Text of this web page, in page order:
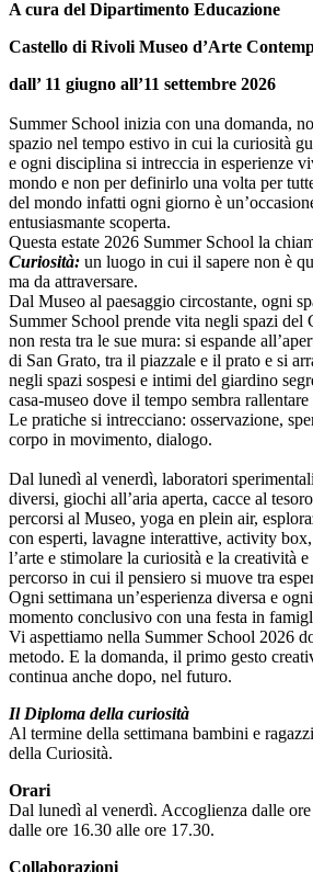
Progetti
Speciali
Ricerca
Storia
Sedi
Tutte
le
sedi
Edificio
Castello
Manica
Lunga
Villa
Cerruti
Cosmo
Digitale
Visita
Biglietti
Shop
Chi
Area
Media
Organizza
il
tuo
evento
Amministrazione
trasparente
Whistleblowing
Sostieni
il
A cura del Dipartimento Educazione
Castello di Rivoli Museo d’Arte
dall’ 11 giugno all’11 settembre 2026
Summer School inizia con una domanda,
spazio nel tempo estivo in cui la curiosità
e ogni disciplina si intreccia in esperienze
mondo e non per definirlo una volta per
del mondo infatti ogni giorno è
entusiasmante scoperta.
Questa estate 2026 Summer School la
Curiosità: un luogo in cui il sapere non è
ma da attraversare.
Dal Museo al paesaggio circostante, ogni
Summer School prende vita negli spazi
non resta tra le sue mura: si espande
di San Grato, tra il piazzale e il prato e si
negli spazi sospesi e intimi del giardino
casa-museo dove il tempo sembra rallentare
Le pratiche si intrecciano: osservazione,
corpo in movimento, dialogo.
Dal lunedì al venerdì, laboratori
diversi, giochi all’aria aperta, cacce al
percorsi al Museo, yoga en plein air,
con esperti, lavagne interattive, activity
l’arte e stimolare la curiosità e la creatività
percorso in cui il pensiero si muove tra
Ogni settimana un’esperienza diversa e
momento conclusivo con una festa in
Vi aspettiamo nella Summer School 2026
metodo. E la domanda, il primo gesto
continua anche dopo, nel futuro.
Il Diploma della curiosità
Al termine della settimana bambini e
della Curiosità.
Orari
Dal lunedì al venerdì. Accoglienza dalle
dalle ore 16.30 alle ore 17.30.
Collaborazioni